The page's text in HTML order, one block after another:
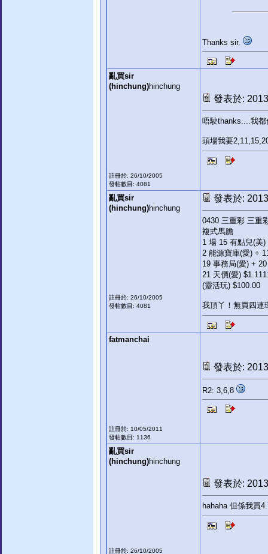
Thanks sir.
亂買sir
(hinchung)hinchung
註冊於: 26/10/2005
發帖數目: 4081
發表於:
唔駛thanks....我
頭場我要
亂買sir
(hinchung)hinchung
註冊於: 26/10/2005
發帖數目: 4081
發表於:
0430 三重彩 三重
複式馬膽
1 場 15 有點兒(美
2 能源寶庫(愛) +
19 事務局(愛) +
21 天價(愛)
(靈活玩) $100.00
我頂丫！無買四連
fatmanchai
註冊於: 10/05/2011
發帖數目: 1136
發表於:
R2: 3,6,8
亂買sir
(hinchung)hinchung
註冊於: 26/10/2005
發表於:
hahaha 但係我買